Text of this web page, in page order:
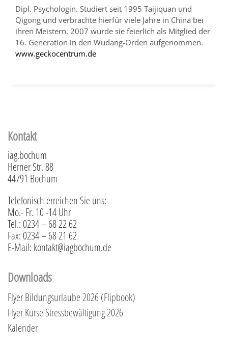
Dipl. Psychologin. Studiert seit 1995 Taijiquan und
Qigong und verbrachte hierfür viele Jahre in China bei
ihren Meistern. 2007 wurde sie feierlich als Mitglied der
16. Generation in den Wudang-Orden aufgenommen.
www.geckocentrum.de
Kontakt
iag.bochum
Herner Str. 88
44791 Bochum
Telefonisch erreichen Sie uns:
Mo.- Fr. 10 -14 Uhr
Tel.: 0234 – 68 22 62
Fax: 0234 – 68 21 62
E-Mail: kontakt@iagbochum.de
Downloads
Flyer Bildungsurlaube 2026 (Flipbook)
Flyer Kurse Stressbewältigung 2026
Kalender